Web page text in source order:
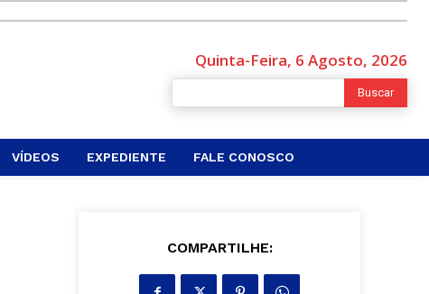
Quinta-Feira, 6 Agosto, 2026
Buscar
VÍDEOS EXPEDIENTE FALE CONOSCO
COMPARTILHE: